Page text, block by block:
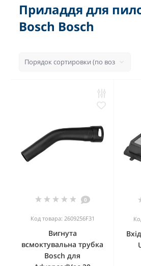
Приладдя для
Bosch Bosch
0
Код товара: 2609256F31
Вигнута
всмоктувальна трубка
Bosch для